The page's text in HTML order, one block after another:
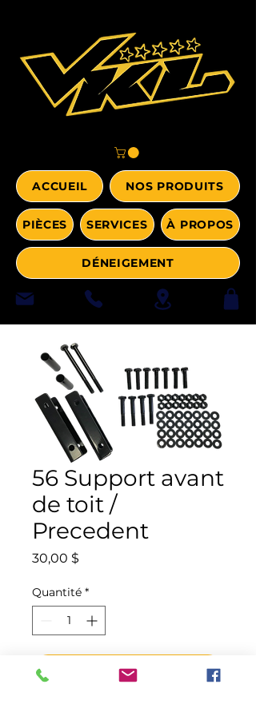
ACCUEIL NOS PRODUITS
PIÈCES SERVICES À PROPOS
DÉNEIGEMENT
56 Support avant
de toit /
Precedent
30,00 $
Quantité *
Ajouter au panier